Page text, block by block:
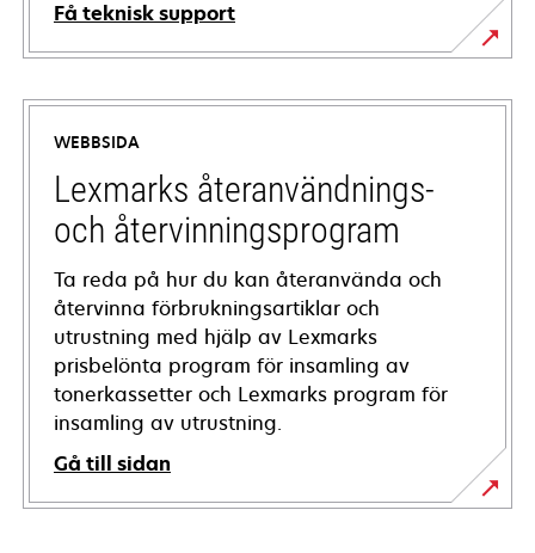
Få teknisk support
opens
in
new
tab
WEBBSIDA
Lexmarks återanvändnings-
och återvinningsprogram
Ta reda på hur du kan återanvända och
återvinna förbrukningsartiklar och
utrustning med hjälp av Lexmarks
prisbelönta program för insamling av
tonerkassetter och Lexmarks program för
insamling av utrustning.
Gå till sidan